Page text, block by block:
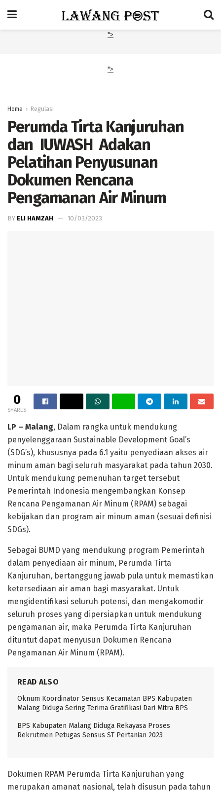
">
">
Home Regulasi
Perumda Tirta Kanjuruhan
dan IUWASH Adakan
Pelatihan Penyusunan
Dokumen Rencana
Pengamanan Air Minum
BY ELI HAMZAH 10/03/2023
0
SHARES
LP – Malang, Dalam rangka untuk mendukung
penyelenggaraan Sustainable Development Goal’s
(SDG’s), khususnya pada 6.1 yaitu penyediaan akses air
minum aman bagi seluruh masyarakat pada tahun 2030.
Untuk mendukung pemenuhan target tersebut
Pemerintah Indonesia mengembangkan Konsep
Rencana Pengamanan Air Minum (RPAM) sebagai
kebijakan dan program air minum aman (sesuai definisi
SDGs).
Sebagai BUMD yang mendukung program Pemerintah
dalam penyediaan air minum, Perumda Tirta
Kanjuruhan, bertanggung jawab pula untuk memastikan
ketersediaan air aman bagi masyarakat. Untuk
mengidentifikasi seluruh potensi, dan mengakomodir
seluruh proses yang dipersiapkan untuk mendukung
pengamanan air, maka Perumda Tirta Kanjuruhan
dituntut dapat menyusun Dokumen Rencana
Pengamanan Air Minum (RPAM).
READ ALSO
Oknum Koordinator Sensus Kecamatan BPS Kabupaten
Malang Diduga Sering Terima Gratifikasi Dari Mitra BPS
BPS Kabupaten Malang Diduga Rekayasa Proses
Rekrutmen Petugas Sensus ST Pertanian 2023
Dokumen RPAM Perumda Tirta Kanjuruhan yang
merupakan amanat nasional, telah disusun pada tahun